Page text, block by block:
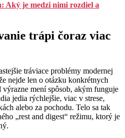
Aký je medzi nimi rozdiel a
trápi čoraz viac
tráviace problémy modernej
nejde len o otázku konkrétnych
mení spôsob, akým funguje
jedia rýchlejšie, viac v strese,
alebo za pochodu. Telo sa tak
„rest and digest“ režimu, ktorý je